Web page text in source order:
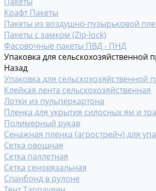
Крафт Пакеты
Пакеты из воздушно-пузырьковой
Пакеты с замком (Zip-lock)
Фасовочные пакеты ПВД - ПНД
Упаковка для сельскохозяйственной
Назад
Упаковка для сельскохозяйственной
Клейкая лента сельскохозяйственная
Лотки из пульперкартона
Пленка для укрытия силосных ям и
Полимерный рукав
Сенажная пленка (агрострейч) для
Сетка овощная
Сетка паллетная
Сетка сеновязальная
Спанбонд в рулоне